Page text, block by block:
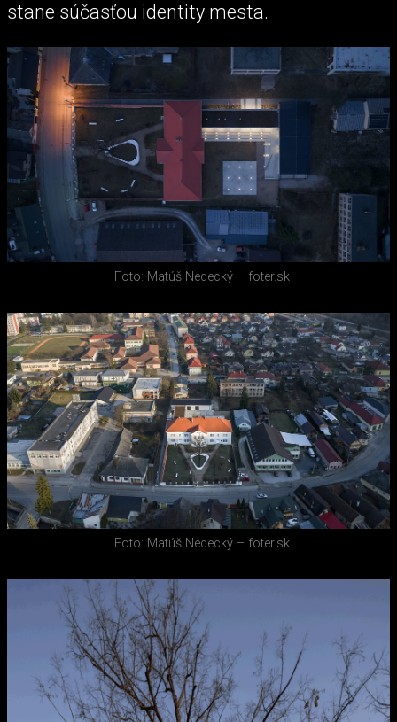
stane súčasťou identity mesta.
Foto: Matúš Nedecký – foter.sk
Foto: Matúš Nedecký – foter.sk